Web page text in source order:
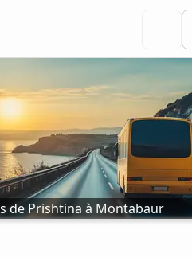
de Prishtina à Montabaur